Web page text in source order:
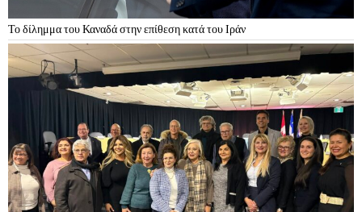
Το δίλημμα του Καναδά στην επίθεση κατά του Ιράν